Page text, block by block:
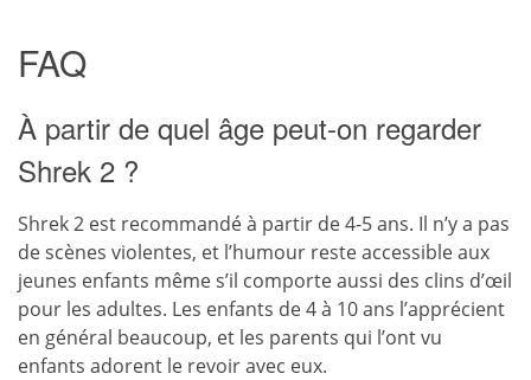
FAQ
À partir de quel âge peut-on regarder
Shrek 2 ?
Shrek 2 est recommandé à partir de 4-5 ans. Il n’y a pas
de scènes violentes, et l’humour reste accessible aux
jeunes enfants même s’il comporte aussi des clins d’œil
pour les adultes. Les enfants de 4 à 10 ans l’apprécient
en général beaucoup, et les parents qui l’ont vu
enfants adorent le revoir avec eux.